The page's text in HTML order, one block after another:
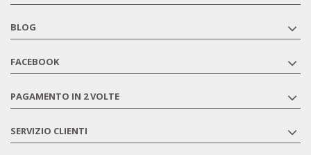
BLOG
FACEBOOK
PAGAMENTO IN 2 VOLTE
SERVIZIO CLIENTI